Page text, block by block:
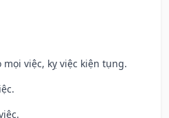
việc, kỵ việc kiện tụng.